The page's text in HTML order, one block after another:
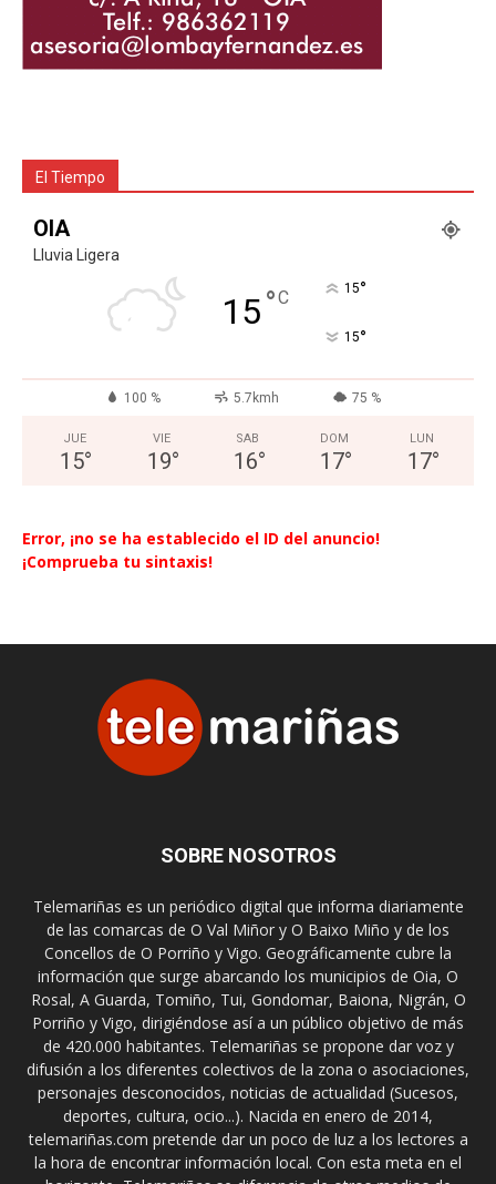
El Tiempo
OIA
Lluvia Ligera
15°C 15°
15°
100 % 5.7kmh 75 %
JUE
15°
VIE
19°
SAB
16°
DOM
17°
LUN
17°
Error, ¡no se ha establecido el ID del anuncio!
¡Comprueba tu sintaxis!
SOBRE NOSOTROS
Telemariñas es un periódico digital que informa diariamente
de las comarcas de O Val Miñor y O Baixo Miño y de los
Concellos de O Porriño y Vigo. Geográficamente cubre la
información que surge abarcando los municipios de Oia, O
Rosal, A Guarda, Tomiño, Tui, Gondomar, Baiona, Nigrán, O
Porriño y Vigo, dirigiéndose así a un público objetivo de más
de 420.000 habitantes. Telemariñas se propone dar voz y
difusión a los diferentes colectivos de la zona o asociaciones,
personajes desconocidos, noticias de actualidad (Sucesos,
deportes, cultura, ocio...). Nacida en enero de 2014,
telemariñas.com pretende dar un poco de luz a los lectores a
la hora de encontrar información local. Con esta meta en el